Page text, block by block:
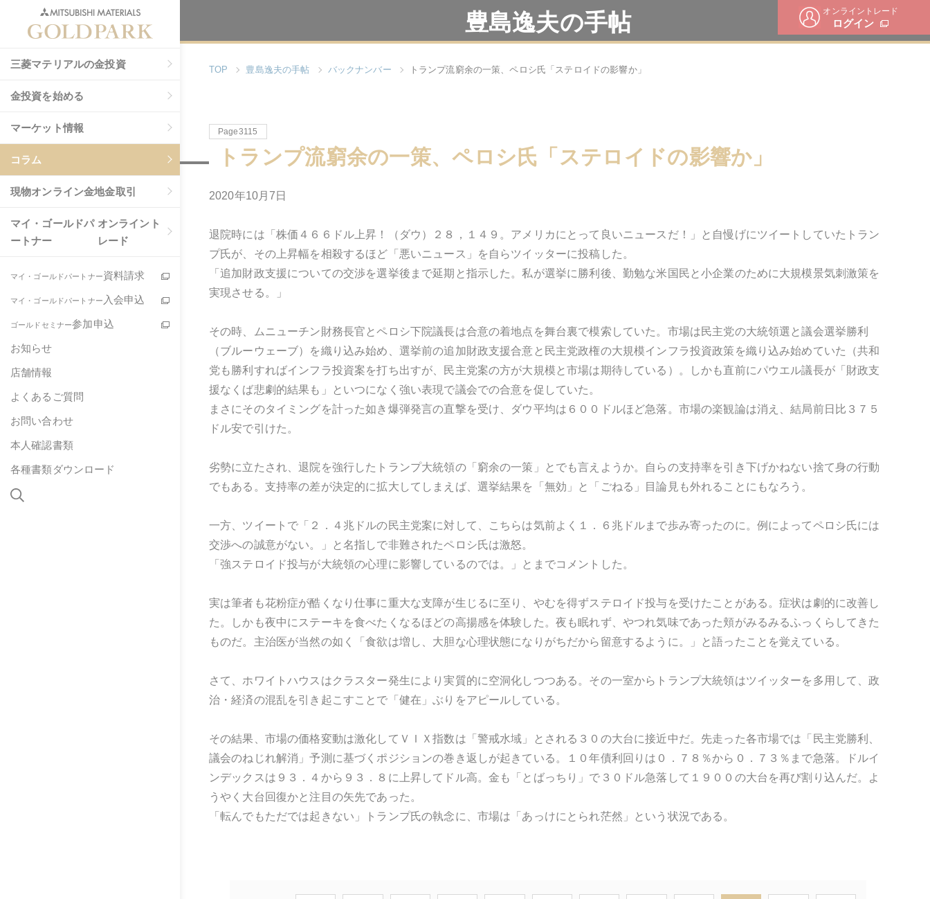
オンライントレード
ログイン
三菱マテリアルの金投資
金投資を始める
マーケット情報
コラム
現物オンライン金地金取引
マイ・ゴールドパ
ートナー
オンライント
レード
マイ・ゴールドパートナー資料請求
マイ・ゴールドパートナー 入会申込
ゴールドセミナー参加申込
お知らせ
店舗情報
よくあるご質問
お問い合わせ
本人確認書類
各種書類ダウンロード
豊島逸夫の手帖
TOP 豊島逸夫の手帖 バックナンバー トランプ流窮余の一策、ペロシ氏「ステロイドの影響か」
Page3115
トランプ流窮余の一策、ペロシ氏「ステロイドの影響か」
2020年10月7日
退院時には「株価４６６ドル上昇！（ダウ）２８，１４９。アメリカにとって良いニュースだ！」と自慢げにツイートしていたトラン
プ氏が、その上昇幅を相殺するほど「悪いニュース」を自らツイッターに投稿した。
「追加財政支援についての交渉を選挙後まで延期と指示した。私が選挙に勝利後、勤勉な米国民と小企業のために大規模景気刺激策を
実現させる。」
その時、ムニューチン財務長官とペロシ下院議長は合意の着地点を舞台裏で模索していた。市場は民主党の大統領選と議会選挙勝利
（ブルーウェーブ）を織り込み始め、選挙前の追加財政支援合意と民主党政権の大規模インフラ投資政策を織り込み始めていた（共和
党も勝利すればインフラ投資案を打ち出すが、民主党案の方が大規模と市場は期待している）。しかも直前にパウエル議長が「財政支
援なくば悲劇的結果も」といつになく強い表現で議会での合意を促していた。
まさにそのタイミングを計った如き爆弾発言の直撃を受け、ダウ平均は６００ドルほど急落。市場の楽観論は消え、結局前日比３７５
ドル安で引けた。
劣勢に立たされ、退院を強行したトランプ大統領の「窮余の一策」とでも言えようか。自らの支持率を引き下げかねない捨て身の行動
でもある。支持率の差が決定的に拡大してしまえば、選挙結果を「無効」と「ごねる」目論見も外れることにもなろう。
一方、ツイートで「２．４兆ドルの民主党案に対して、こちらは気前よく１．６兆ドルまで歩み寄ったのに。例によってペロシ氏には
交渉への誠意がない。」と名指しで非難されたペロシ氏は激怒。
「強ステロイド投与が大統領の心理に影響しているのでは。」とまでコメントした。
実は筆者も花粉症が酷くなり仕事に重大な支障が生じるに至り、やむを得ずステロイド投与を受けたことがある。症状は劇的に改善し
た。しかも夜中にステーキを食べたくなるほどの高揚感を体験した。夜も眠れず、やつれ気味であった頬がみるみるふっくらしてきた
ものだ。主治医が当然の如く「食欲は増し、大胆な心理状態になりがちだから留意するように。」と語ったことを覚えている。
さて、ホワイトハウスはクラスター発生により実質的に空洞化しつつある。その一室からトランプ大統領はツイッターを多用して、政
治・経済の混乱を引き起こすことで「健在」ぶりをアピールしている。
その結果、市場の価格変動は激化してＶＩＸ指数は「警戒水域」とされる３０の大台に接近中だ。先走った各市場では「民主党勝利、
議会のねじれ解消」予測に基づくポジションの巻き返しが起きている。１０年債利回りは０．７８％から０．７３％まで急落。ドルイ
ンデックスは９３．４から９３．８に上昇してドル高。金も「とばっちり」で３０ドル急落して１９００の大台を再び割り込んだ。よ
うやく大台回復かと注目の矢先であった。
「転んでもただでは起きない」トランプ氏の執念に、市場は「あっけにとられ茫然」という状況である。